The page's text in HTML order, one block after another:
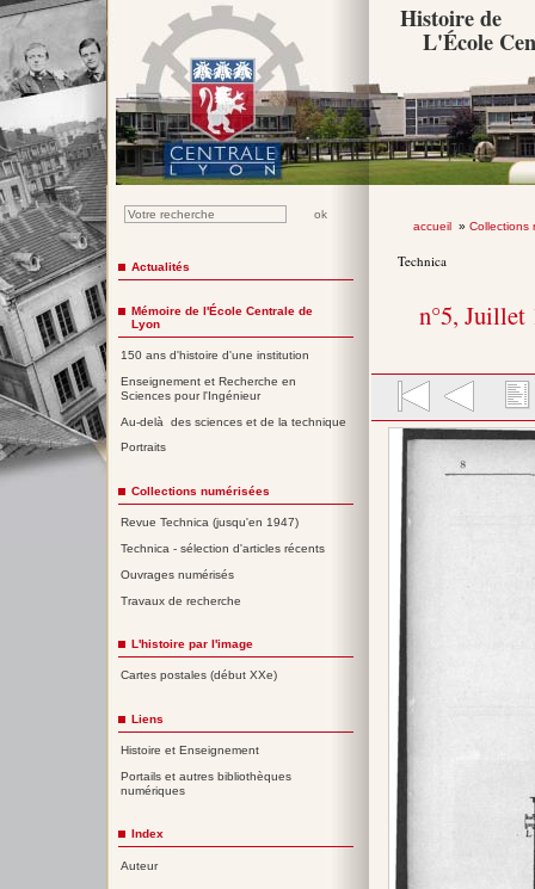
Histoire de
L'École
accueil» Collections
Technica
n°5, Juillet
Actualités
Mémoire de l'École Centrale de
Lyon
150 ans d'histoire d'une institution
Enseignement et Recherche en
Sciences pour l'Ingénieur
Au-delà des sciences et de la technique
Portraits
Collections numérisées
Revue Technica (jusqu'en 1947)
Technica - sélection d'articles récents
Ouvrages numérisés
Travaux de recherche
L'histoire par l'image
Cartes postales (début XXe)
Liens
Histoire et Enseignement
Portails et autres bibliothèques
numériques
Index
Auteur